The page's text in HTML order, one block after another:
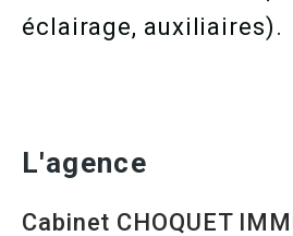
éclairage, auxiliaires).
L'agence
Cabinet CHOQUET